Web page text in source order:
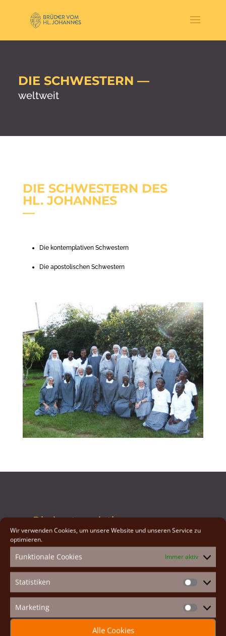
Wir verwenden Cookies, um unsere Website und unseren Service zu
optimieren.
Funktionale Cookies Immer aktiv
Statistiken
Marketing Marketing
Alle Cookies
DIE SCHWESTERN —
weltweit
DIE SCHWESTERN DES
HL. JOHANNES
—
Die kontemplativen Schwestern
Die apostolischen Schwestern
Die kontemplativen
Schwestern des Heiligen
Johannes
Die apostolischen
Schwestern des Heiligen
Johannes